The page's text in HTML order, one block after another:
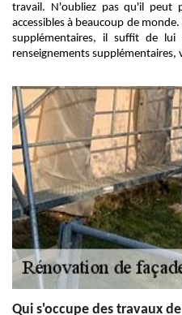
travail. N'oubliez pas qu'il peut
accessibles à beaucoup de
supplémentaires, il suffit de
renseignements supplémentaires,
Qui s'occupe des travaux